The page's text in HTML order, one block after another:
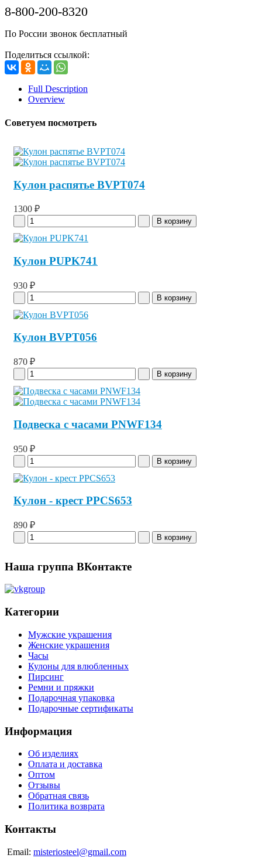
8-800-200-8320
По России звонок бесплатный
Поделиться ссылкой:
Full Description
Overview
Советуем посмотреть
Кулон распятье BVPT074
1300 ₽
Кулон PUPK741
930 ₽
Кулон BVPT056
870 ₽
Подвеска с часами PNWF134
950 ₽
Кулон - крест PPCS653
890 ₽
Наша группа ВКонтакте
Категории
Мужские украшения
Женские украшения
Часы
Кулоны для влюбленных
Пирсинг
Ремни и пряжки
Подарочная упаковка
Подарочные сертификаты
Информация
Об изделиях
Оплата и доставка
Оптом
Отзывы
Обратная связь
Политика возврата
Контакты
Email: misteriosteel@gmail.com